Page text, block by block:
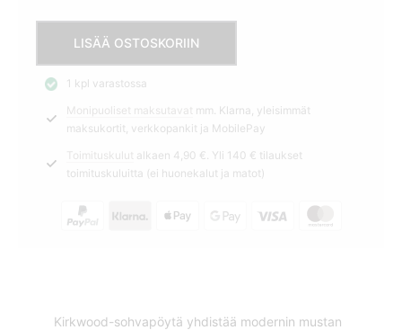
säädettävä
Rivièra
Maison
määrä
LISÄÄ OSTOSKORIIN
1 kpl varastossa
Monipuoliset maksutavat
mm. Klarna, yleisimmät
maksukortit, verkkopankit ja MobilePay
Toimituskulut alkaen 4,90 €. Yli 140 € tilaukset
toimituskuluitta (ei huonekalut ja matot)
Kirkwood-sohvapöytä yhdistää modernin mustan